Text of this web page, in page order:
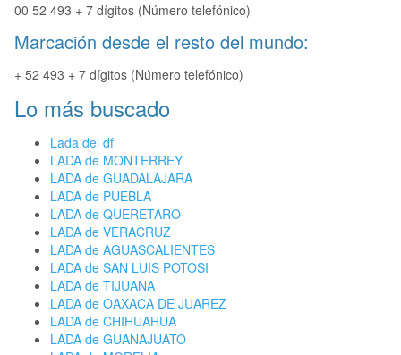
00 52 493 + 7 dígitos (Número telefónico)
Marcación desde el resto del mundo:
+ 52 493 + 7 dígitos (Número telefónico)
Lo más buscado
Lada del df
LADA de MONTERREY
LADA de GUADALAJARA
LADA de PUEBLA
LADA de QUERETARO
LADA de VERACRUZ
LADA de AGUASCALIENTES
LADA de SAN LUIS POTOSI
LADA de TIJUANA
LADA de OAXACA DE JUAREZ
LADA de CHIHUAHUA
LADA de GUANAJUATO